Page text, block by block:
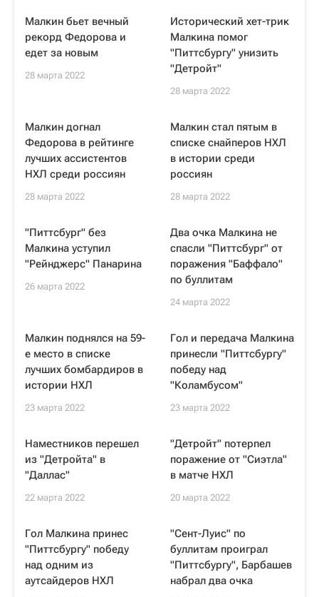
Малкин бьет вечный
рекорд Федорова и
едет за новым
28 марта 2022
Исторический хет-трик
Малкина помог
"Питтсбургу" унизить
"Детройт"
28 марта 2022
Малкин догнал
Федорова в рейтинге
лучших ассистентов
НХЛ среди россиян
28 марта 2022
Малкин стал пятым в
списке снайперов НХЛ
в истории среди
россиян
28 марта 2022
"Питтсбург" без
Малкина уступил
"Рейнджерс" Панарина
26 марта 2022
Два очка Малкина не
спасли "Питтсбург" от
поражения "Баффало"
по буллитам
24 марта 2022
Малкин поднялся на 59-
е место в списке
лучших бомбардиров в
истории НХЛ
23 марта 2022
Гол и передача Малкина
принесли "Питтсбургу"
победу над
"Коламбусом"
23 марта 2022
Наместников перешел
из "Детройта" в
"Даллас"
22 марта 2022
"Детройт" потерпел
поражение от "Сиэтла"
в матче НХЛ
20 марта 2022
Гол Малкина принес
"Питтсбургу" победу
над одним из
аутсайдеров НХЛ
"Сент-Луис" по
буллитам проиграл
"Питтсбургу", Барбашев
набрал два очка